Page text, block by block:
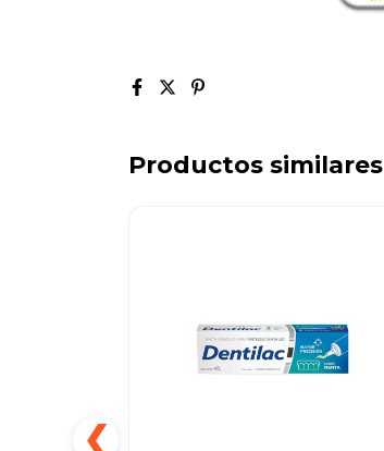
Productos similares